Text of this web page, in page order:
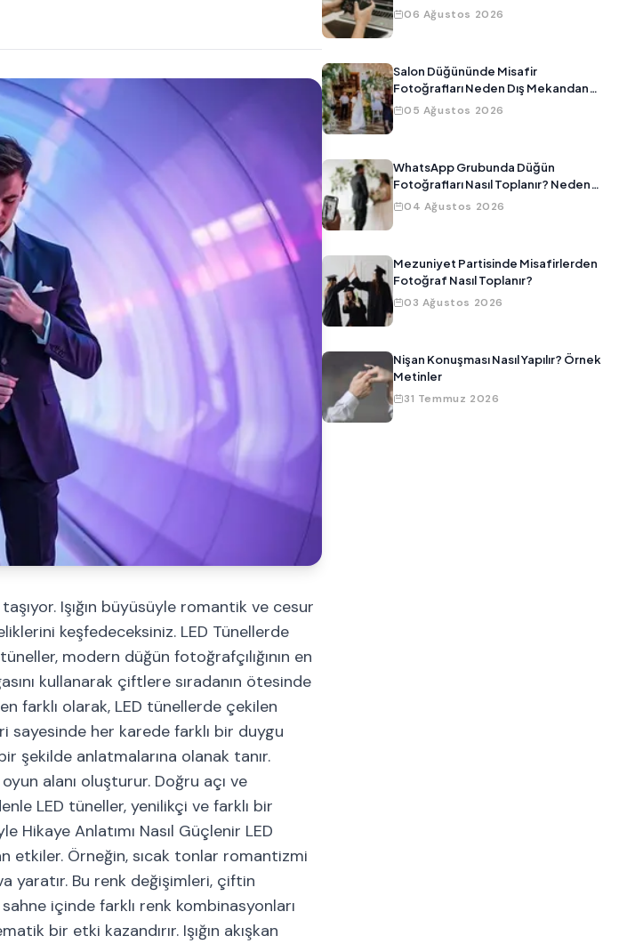
Işığın büyüsüyle romantik ve cesur
keşfedeceksiniz. LED Tünellerde
modern düğün fotoğrafçılığının en
kullanarak çiftlere sıradanın ötesinde
farklı olarak, LED tünellerde çekilen
her karede farklı bir duygu
şekilde anlatmalarına olanak tanır.
alanı oluşturur. Doğru açı ve
LED tüneller, yenilikçi ve farklı bir
Anlatımı Nasıl Güçlenir LED
etkiler. Örneğin, sıcak tonlar romantizmi
yaratır. Bu renk değişimleri, çiftin
içinde farklı renk kombinasyonları
bir etki kazandırır. Işığın akışkan
Fotoğraflarını Birleştirmenin Yolu
06 Ağustos 2026
Salon Düğününde Misafir
Fotoğrafları Neden Dış Mekandan
Daha Kötü Çıkar?
05 Ağustos 2026
WhatsApp Grubunda Düğün
Fotoğrafları Nasıl Toplanır? Neden
Çalışmıyor?
04 Ağustos 2026
Mezuniyet Partisinde Misafirlerden
Fotoğraf Nasıl Toplanır?
03 Ağustos 2026
Nişan Konuşması Nasıl Yapılır? Örnek
Metinler
31 Temmuz 2026